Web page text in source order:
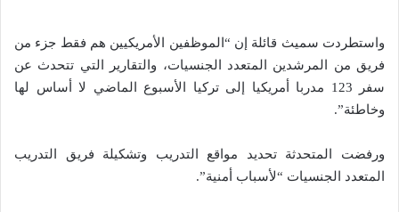
واستطردت سميث قائلة إن “الموظفين الأمريكيين هم فقط جزء من
فريق من المرشدين المتعدد الجنسيات، والتقارير التي تتحدث عن
سفر 123 مدربا أمريكيا إلى تركيا الأسبوع الماضي لا أساس لها
وخاطئة”.
ورفضت المتحدثة تحديد مواقع التدريب وتشكيلة فريق التدريب
المتعدد الجنسيات “لأسباب أمنية”.